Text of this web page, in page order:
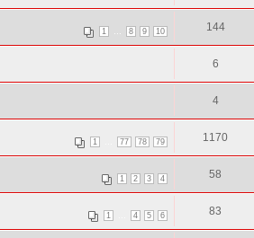
1 8 9 10 144
6
4
1 77 78 79 1170
1 2 3 4 58
1 4 5 6 83